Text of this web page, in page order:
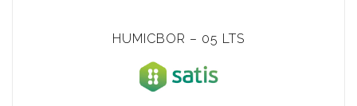
HUMICBOR – 05 LTS